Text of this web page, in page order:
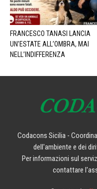
FRANCESCO TANASI LANCIA
UN’ESTATE ALL’OMBRA, MAI
NELL’INDIFFERENZA
Codacons Sicilia -
dell'ambiente e dei
Per informazioni sul
contattare